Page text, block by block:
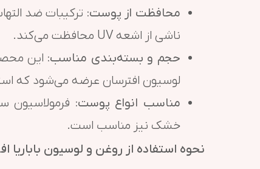
محافظت از پوست: ترکیبات ضد
ناشی از اشعه UV محافظت می‌کند.
حجم و بسته‌بندی مناسب: این
لوسیون افترسان عرضه می‌شود که
مناسب انواع پوست:
خشک نیز مناسب است.
نحوه استفاده از روغن و لوسیون باباریا